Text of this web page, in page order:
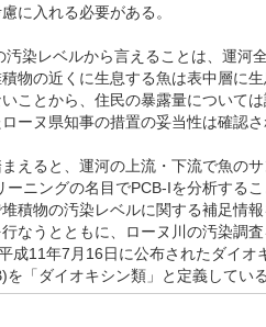
に入れる必要がある。
染レベルから言えることは、運河
物の近くに生息する魚は表中層に
ことから、住民の暴露量について
ーヌ県知事の措置の妥当性は確認さ
えると、運河の上流・下流で魚の
ーニングの名目でPCB-Iを分析する
積物の汚染レベルに関する補足情
なうとともに、ローヌ川の汚染調
成11年7月16日に公布されたダイオ
を「ダイオキシン類」と定義している